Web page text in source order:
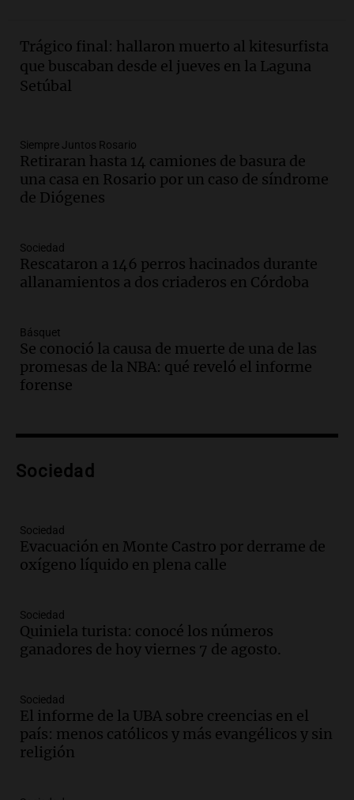
Episodios
Audio.1° gol de Rosario Central a
Aldosivi (Zalazar en contra) - relato
Gato Greco
Audio.Recomendaciones de vino
bonarda para disfrutar el fin de semana
en Mendoza
Panorama Federal
Audio.
en la Sociedad Rural de Bulaya con
actividades para toda la familia
Audio.
edificios y una casa del estudiante para
jóvenes de la región
Panorama Federal
Audio.Preparativos finales para la gran
Bulaya este sábado
Audio.
Congreso y evacuación por derrame de
oxígeno en Montecastro
Audio.
Río Gallegos reporta frío extremo
y llega avión para escuelas de la décima
brigada aérea
Episodios
Audio. La justicia reconoce al COVID
como enfermedad laboral tras la muerte
de un docente
Trágico final: hallaron muerto al kitesurfista
que buscaban desde el jueves en la Laguna
Setúbal
Siempre Juntos Rosario
Retiraran hasta 14 camiones de basura de
una casa en Rosario por un caso de síndrome
de Diógenes
Sociedad
Rescataron a 146 perros hacinados durante
allanamientos a dos criaderos en Córdoba
Básquet
Se conoció la causa de muerte de una de las
promesas de la NBA: qué reveló el informe
forense
Sociedad
Sociedad
Evacuación en Monte Castro por derrame de
oxígeno líquido en plena calle
Sociedad
Quiniela turista: conocé los números
ganadores de hoy viernes 7 de agosto.
Sociedad
El informe de la UBA sobre creencias en el
país: menos católicos y más evangélicos y sin
religión